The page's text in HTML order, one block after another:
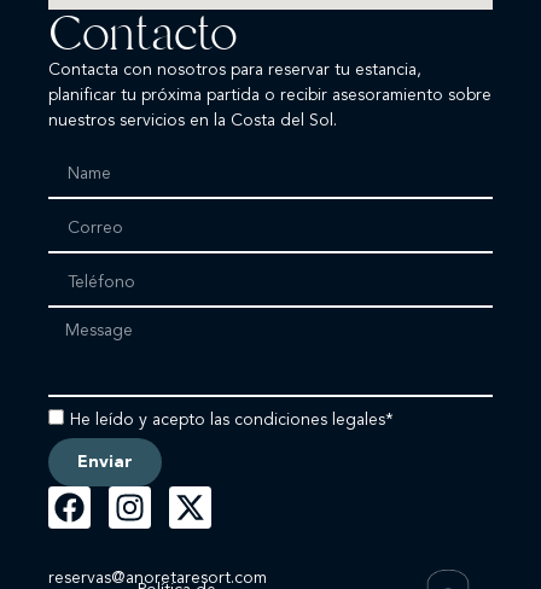
Contacto
Contacta con nosotros para reservar tu estancia,
planificar tu próxima partida o recibir asesoramiento sobre
nuestros servicios en la Costa del Sol.
He leído y acepto las condiciones legales*
Enviar
reservas@anoretaresort.com